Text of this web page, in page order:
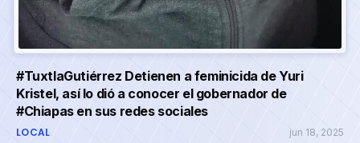
#TuxtlaGutiérrez Detienen a feminicida de Yuri
Kristel, así lo dió a conocer el gobernador de
#Chiapas en sus redes sociales
LOCAL jun 18, 2025